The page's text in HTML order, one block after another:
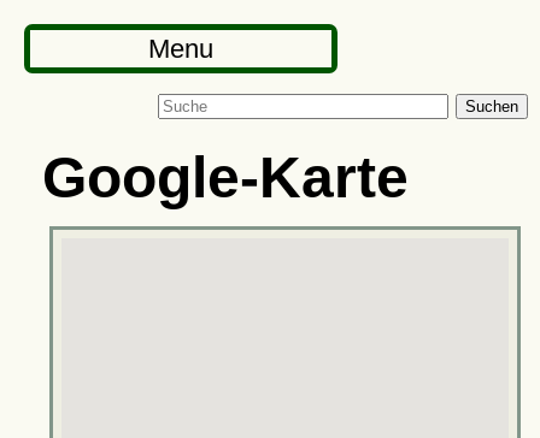
Menu
Suchen
Google-Karte